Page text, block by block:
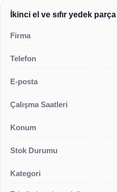
İkinci el ve sıfır yedek
Firma
Telefon
E-posta
Çalışma Saatleri
Konum
Stok Durumu
Kategori